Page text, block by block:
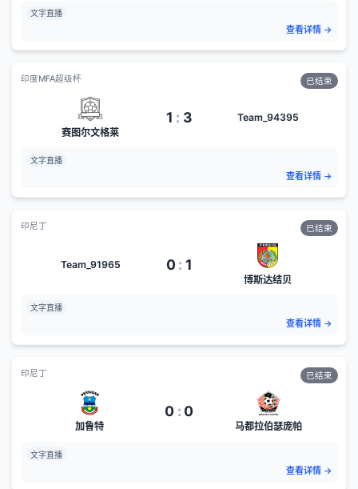
文字直播
查看详情→
印度MFA超级杯 已结束
赛图尔文格莱
1 : 3 Team_94395
文字直播
查看详情→
印尼丁 已结束
Team_91965 0 : 1
博斯达结贝
文字直播
查看详情→
印尼丁 已结束
加鲁特
0 : 0
马都拉伯瑟庞帕
文字直播
查看详情→